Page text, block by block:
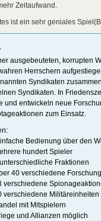
Zeitaufwand.
ist ein sehr geniales
ausgebeuteten, korrupten
Herrschern
Syndikaten
Syndikaten. In
und entwickeln neue
zum Einsatz.
Bedienung über den
hundert Spieler
Fraktionen
40 verschiedene
Militäreinheiten
mit Mitspielern
und Allianzen möglich